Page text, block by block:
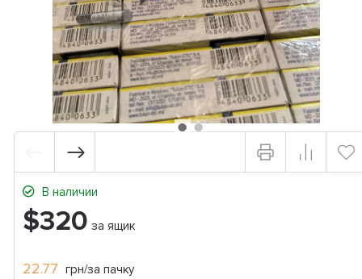
В наличии
$320 за ящик
22.77 грн/за пачку